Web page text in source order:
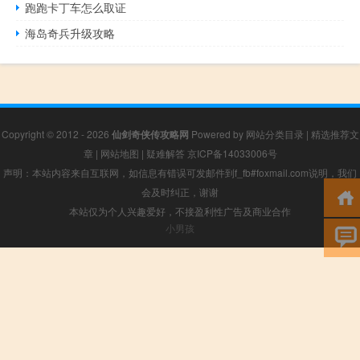
跑跑卡丁车怎么取证
海岛奇兵升级攻略
Copyright © 2012 - 2026 仙剑奇侠传攻略网 Powered by 网站分类目录 | 精选推荐文
章 | 网站地图 | 疑难解答 京ICP备14033006号
声明：本站内容来自互联网，如信息有错误可发邮件到f_fb#foxmail.com说明，我们
会及时纠正，谢谢
本站仅为个人兴趣爱好，不接盈利性广告及商业合作
小男孩